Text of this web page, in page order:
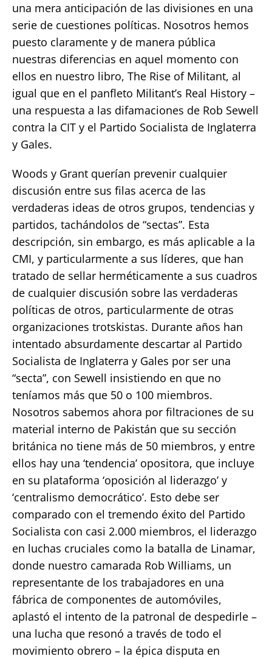
una mera anticipación de las divisiones en una
serie de cuestiones políticas. Nosotros hemos
puesto claramente y de manera pública
nuestras diferencias en aquel momento con
ellos en nuestro libro, The Rise of Militant, al
igual que en el panfleto Militant’s Real History –
una respuesta a las difamaciones de Rob Sewell
contra la CIT y el Partido Socialista de Inglaterra
y Gales.
Woods y Grant querían prevenir cualquier
discusión entre sus filas acerca de las
verdaderas ideas de otros grupos, tendencias y
partidos, tachándolos de “sectas”. Esta
descripción, sin embargo, es más aplicable a la
CMI, y particularmente a sus líderes, que han
tratado de sellar herméticamente a sus cuadros
de cualquier discusión sobre las verdaderas
políticas de otros, particularmente de otras
organizaciones trotskistas. Durante años han
intentado absurdamente descartar al Partido
Socialista de Inglaterra y Gales por ser una
“secta”, con Sewell insistiendo en que no
teníamos más que 50 o 100 miembros.
Nosotros sabemos ahora por filtraciones de su
material interno de Pakistán que su sección
británica no tiene más de 50 miembros, y entre
ellos hay una ‘tendencia’ opositora, que incluye
en su plataforma ‘oposición al liderazgo’ y
‘centralismo democrático’. Esto debe ser
comparado con el tremendo éxito del Partido
Socialista con casi 2.000 miembros, el liderazgo
en luchas cruciales como la batalla de Linamar,
donde nuestro camarada Rob Williams, un
representante de los trabajadores en una
fábrica de componentes de automóviles,
aplastó el intento de la patronal de despedirle –
una lucha que resonó a través de todo el
movimiento obrero – la épica disputa en